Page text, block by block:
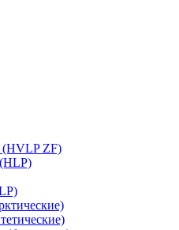
(HVLP ZF)